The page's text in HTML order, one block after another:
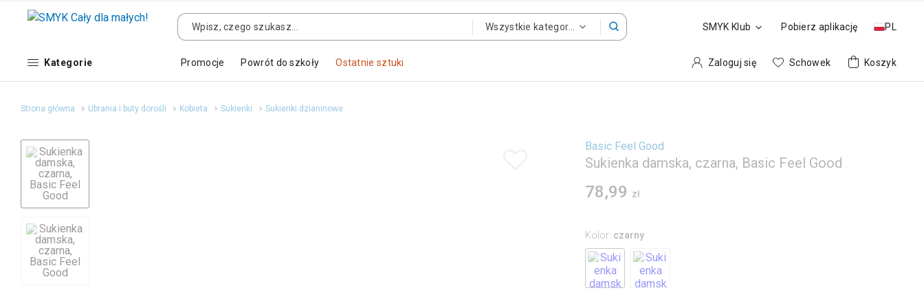
SMYK Klub Pobierz aplikację PL
Kategorie Promocje Powrót do szkoły Ostatnie sztuki Zaloguj się Schowek Koszyk
Strona główna Ubrania i buty dorośli Kobieta Sukienki Sukienki dzianinowe
Basic Feel Good
Sukienka damska, czarna, Basic Feel Good
78,99 zł
Kolor: czarny